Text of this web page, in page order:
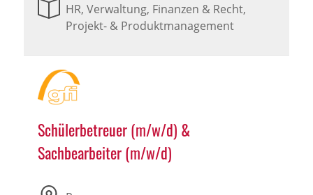
HR, Verwaltung, Finanzen & Recht,
Projekt- & Produktmanagement
Schülerbetreuer (m/w/d) &
Sachbearbeiter (m/w/d)